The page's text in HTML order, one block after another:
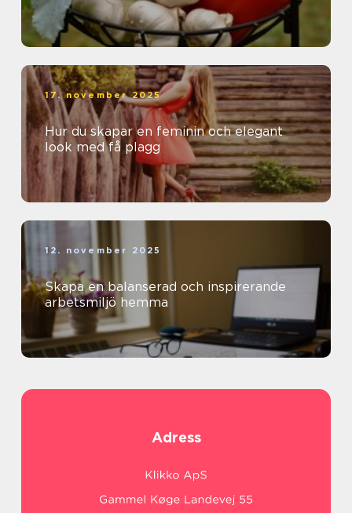
17. november 2025
Hur du skapar en feminin och elegant
look med få plagg
12. november 2025
Skapa en balanserad och inspirerande
arbetsmiljö hemma
Adress